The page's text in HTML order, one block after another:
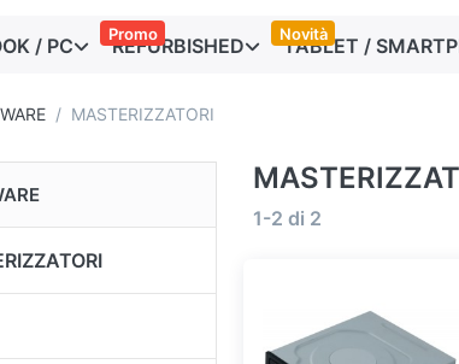
/ PC REFURBISHED
Promo
TABLET /
Novità
MASTERIZZATORI
1-2 di 2